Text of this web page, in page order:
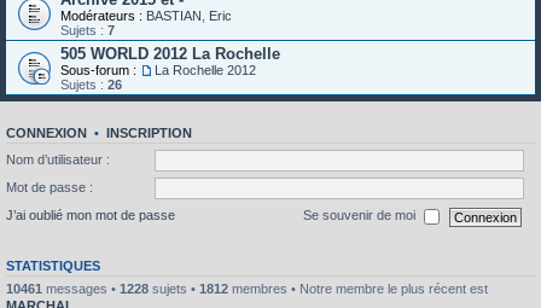
Modérateurs : BASTIAN
Eric
Sujets : 7
505 WORLD 2012 La Rochelle
Sous-forum :
La Rochelle 2012
Sujets : 26
CONNEXION • INSCRIPTION
Nom d’utilisateur :
Mot de passe :
J’ai oublié mon mot de passe
Se souvenir de moi
STATISTIQUES
10461 messages • 1228 sujets • 1812 membres • Notre membre le plus récent est